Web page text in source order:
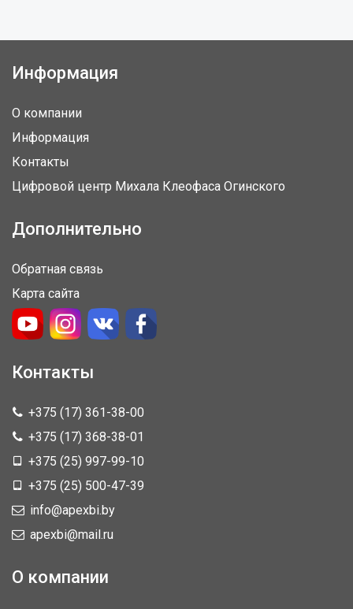
Информация
О компании
Информация
Контакты
Цифровой центр Михала Клеофаса Огинского
Дополнительно
Обратная связь
Карта сайта
Контакты
+375 (17) 361-38-00
+375 (17) 368-38-01
+375 (25) 997-99-10
+375 (25) 500-47-39
info@apexbi.by
apexbi@mail.ru
О компании